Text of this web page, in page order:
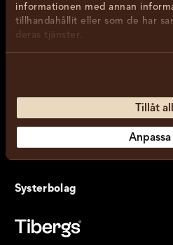
informationen med annan
tillhandahållit eller som de har
deras tjänster.
Tillåt
Anpassa
Kontakt
Systerbolag